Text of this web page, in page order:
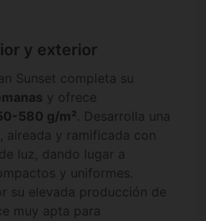
y exterior
Sunset completa su
y ofrece
580 g/m². Desarrolla una
aireada y ramificada con
luz, dando lugar a
y uniformes.
su elevada producción de
muy apta para